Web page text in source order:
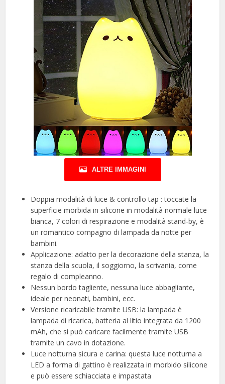
ALTRE IMMAGINI
Doppia modalità di luce & controllo tap : toccate la
superficie morbida in silicone in modalità normale luce
bianca, 7 colori di respirazione e modalità stand-by, è
un romantico compagno di lampada da notte per
bambini.
Applicazione: adatto per la decorazione della stanza, la
stanza della scuola, il soggiorno, la scrivania, come
regalo di compleanno.
Nessun bordo tagliente, nessuna luce abbagliante,
ideale per neonati, bambini, ecc.
Versione ricaricabile tramite USB: la lampada è
lampada di ricarica, batteria al litio integrata da 1200
mAh, che si può caricare facilmente tramite USB
tramite un cavo in dotazione.
Luce notturna sicura e carina: questa luce notturna a
LED a forma di gattino è realizzata in morbido silicone
e può essere schiacciata e impastata